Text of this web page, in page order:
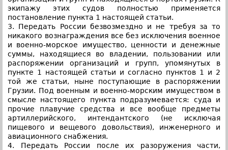
экипажу этих судов полностью применяется
постановление пункта 1 настоящей статьи.
3. Передать России безвозмездно и не требуя за то
никакого вознаграждения все без исключения военное
и военно-морское имущество, ценности и денежные
суммы, находящиеся во владении, пользовании или
распоряжении организаций и групп, упомянутых в
пункте 1 настоящей статьи и согласно пунктов 1 и 2
той же статьи, ныне поступающие в распоряжении
Грузии. Под военным и военно-морским имуществом в
смысле настоящего пункта подразумевается: суда и
прочие плавучие средства и все вообще предметы
артиллерийского, интендантского (не исключая
пищевого и вещевого довольствия), инженерного и
авиационного снабжения.
4. Передать России после их разоружения части,